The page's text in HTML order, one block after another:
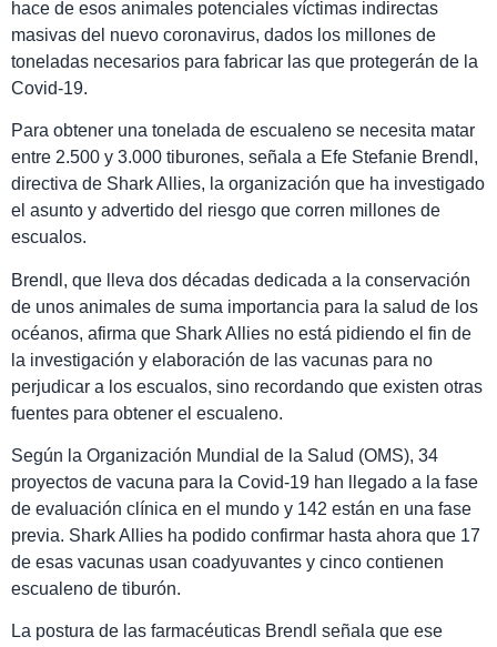
hace de esos animales potenciales víctimas indirectas
masivas del nuevo coronavirus, dados los millones de
toneladas necesarios para fabricar las que protegerán de la
Covid-19.
Para obtener una tonelada de escualeno se necesita matar
entre 2.500 y 3.000 tiburones, señala a Efe Stefanie Brendl,
directiva de Shark Allies, la organización que ha investigado
el asunto y advertido del riesgo que corren millones de
escualos.
Brendl, que lleva dos décadas dedicada a la conservación
de unos animales de suma importancia para la salud de los
océanos, afirma que Shark Allies no está pidiendo el fin de
la investigación y elaboración de las vacunas para no
perjudicar a los escualos, sino recordando que existen otras
fuentes para obtener el escualeno.
Según la Organización Mundial de la Salud (OMS), 34
proyectos de vacuna para la Covid-19 han llegado a la fase
de evaluación clínica en el mundo y 142 están en una fase
previa. Shark Allies ha podido confirmar hasta ahora que 17
de esas vacunas usan coadyuvantes y cinco contienen
escualeno de tiburón.
La postura de las farmacéuticas Brendl señala que ese